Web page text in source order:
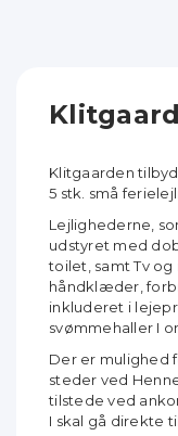
Klitgaarden
5 stk. små
Lejlighederne,
udstyret med
toilet, samt Tv
håndklæder,
inkluderet i
svømmehaller I
Der er mulighed
steder ved
tilstede ved
I skal gå direkte